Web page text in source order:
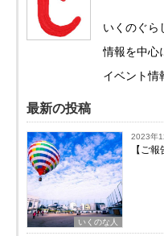
いくのぐら
情報を中心
イベント情
最新の投稿
いくのな人
2023年
【ご